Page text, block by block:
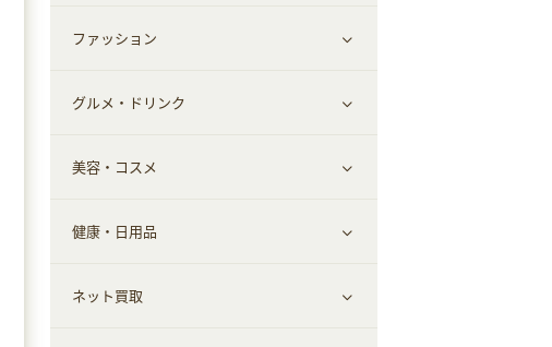
すべて見る
総合通販
ファッション
すべて見る
ファッション
インナー・下着
スーツ・フォーマル
グルメ・ドリンク
すべて見る
グルメ
お酒
美容・コスメ
すべて見る
ヘアケア
健康・日用品
すべて見る
ネット買取